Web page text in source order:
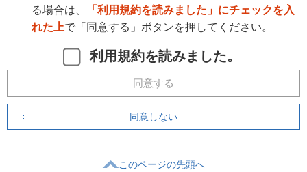
る場合は、
「利用規約を読みました」にチェックを入
れた上で「同意する」ボタンを押してください。
利用規約を読みました。
同意する
同意しない
このページの先頭へ